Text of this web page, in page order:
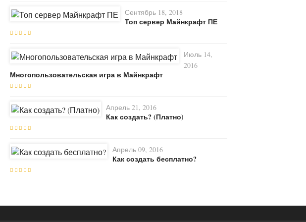
Сентябрь 18, 2018
Топ сервер Майнкрафт ПЕ
Июль 14,
2016
Многопользовательская игра в Майнкрафт
Апрель 21, 2016
Как создать? (Платно)
Апрель 09, 2016
Как создать бесплатно?